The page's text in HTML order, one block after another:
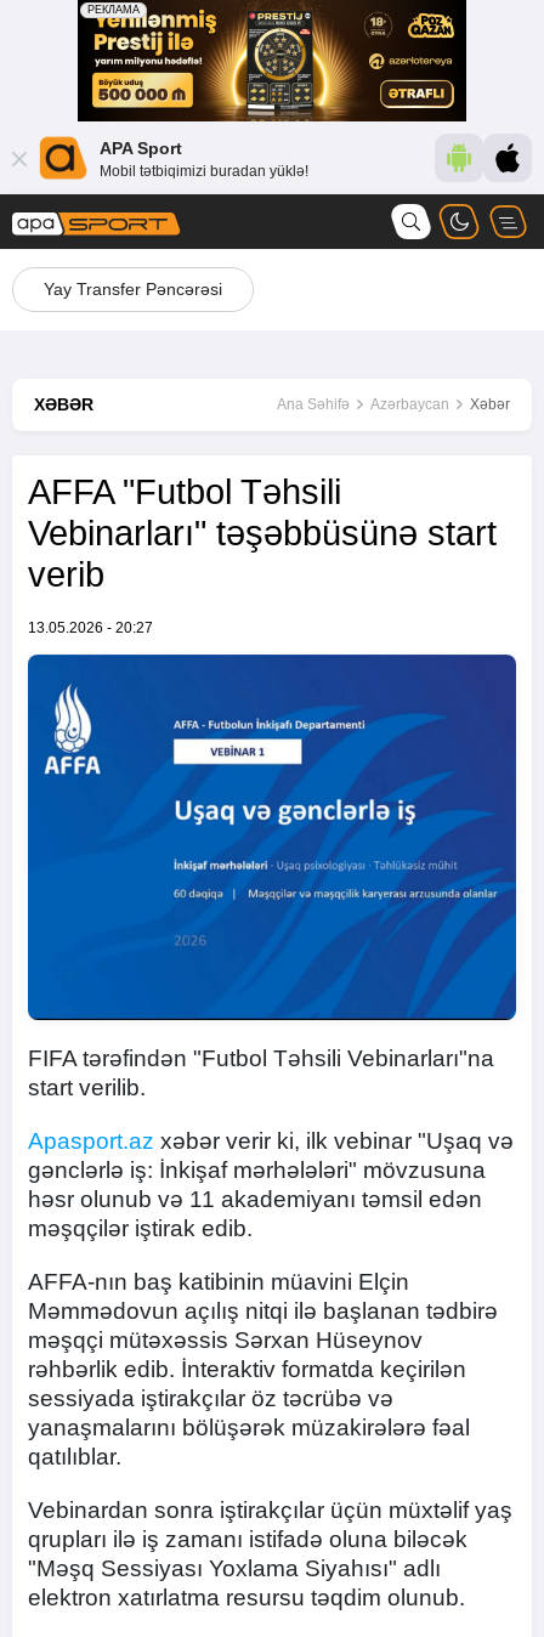
APA Sport
Mobil tətbiqimizi buradan yüklə!
Yay Transfer Pəncərəsi
XƏBƏR Ana Səhifə Azərbaycan Xəbər
AFFA "Futbol Təhsili
Vebinarları" təşəbbüsünə start
verib
13.05.2026 - 20:27
FIFA tərəfindən "Futbol Təhsili Vebinarları"na
start verilib.
Apasport.az xəbər verir ki, ilk vebinar "Uşaq və
gənclərlə iş: İnkişaf mərhələləri" mövzusuna
həsr olunub və 11 akademiyanı təmsil edən
məşqçilər iştirak edib.
AFFA-nın baş katibinin müavini Elçin
Məmmədovun açılış nitqi ilə başlanan tədbirə
məşqçi mütəxəssis Sərxan Hüseynov
rəhbərlik edib. İnteraktiv formatda keçirilən
sessiyada iştirakçılar öz təcrübə və
yanaşmalarını bölüşərək müzakirələrə fəal
qatılıblar.
Vebinardan sonra iştirakçılar üçün müxtəlif yaş
qrupları ilə iş zamanı istifadə oluna biləcək
"Məşq Sessiyası Yoxlama Siyahısı" adlı
elektron xatırlatma resursu təqdim olunub.